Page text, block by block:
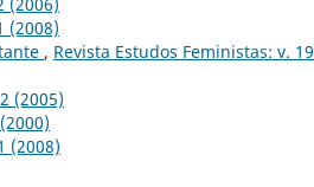
(2006)
(2008)
, Revista Estudos Feministas: v.
(2005)
(2008)